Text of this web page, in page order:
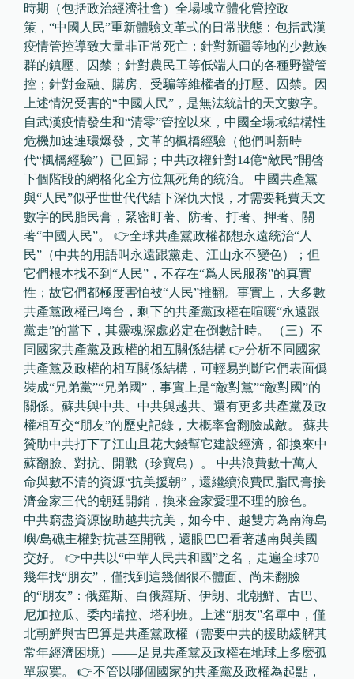
時期（包括政治經濟社會）全場域立體化管控政
策，“中國人民”重新體驗文革式的日常狀態：包括武漢
疫情管控導致大量非正常死亡；針對新疆等地的少數族
群的鎮壓、囚禁；針對農民工等低端人口的各種野蠻管
控；針對金融、購房、受騙等維權者的打壓、囚禁。因
上述情況受害的“中國人民”，是無法統計的天文數字。
自武漢疫情發生和“清零”管控以來，中國全場域結構性
危機加速連環爆發，文革的楓橋經驗（他們叫新時
代“楓橋經驗”）已回歸；中共政權針對14億“敵民”開啓
下個階段的網格化全方位無死角的統治。 中國共產黨
與“人民”似乎世世代代結下深仇大恨，才需要耗費天文
數字的民脂民膏，緊密盯著、防著、打著、押著、關
著“中國人民”。 👉全球共產黨政權都想永遠統治“人
民”（中共的用語叫永遠跟黨走、江山永不變色）；但
它們根本找不到“人民”，不存在“爲人民服務”的真實
性；故它們都極度害怕被“人民”推翻。事實上，大多數
共產黨政權已垮台，剩下的共產黨政權在喧嚷“永遠跟
黨走”的當下，其靈魂深處必定在倒數計時。 （三）不
同國家共產黨及政權的相互關係結構 👉分析不同國家
共產黨及政權的相互關係結構，可輕易判斷它們表面僞
裝成“兄弟黨”“兄弟國”，事實上是“敵對黨”“敵對國”的
關係。蘇共與中共、中共與越共、還有更多共產黨及政
權相互交“朋友”的歷史記錄，大概率會翻臉成敵。 蘇共
贊助中共打下了江山且花大錢幫它建設經濟，卻換來中
蘇翻臉、對抗、開戰（珍寶島）。 中共浪費數十萬人
命與數不清的資源“抗美援朝”，還繼續浪費民脂民膏接
濟金家三代的朝廷開銷，換來金家愛理不理的臉色。
中共窮盡資源協助越共抗美，如今中、越雙方為南海島
嶼/島礁主權對抗甚至開戰，還眼巴巴看著越南與美國
交好。 👉中共以“中華人民共和國”之名，走遍全球70
幾年找“朋友”，僅找到這幾個很不體面、尚未翻臉
的“朋友”：俄羅斯、白俄羅斯、伊朗、北朝鮮、古巴、
尼加拉瓜、委内瑞拉、塔利班。上述“朋友”名單中，僅
北朝鮮與古巴算是共產黨政權（需要中共的援助緩解其
常年經濟困境）——足見共產黨及政權在地球上多麽孤
單寂寞。 👉不管以哪個國家的共產黨及政權為起點，